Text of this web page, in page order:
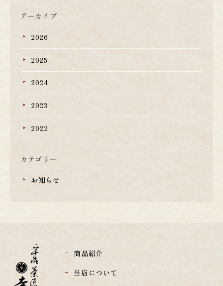
アーカイブ
2026
2025
2024
2023
2022
カテゴリー
お知らせ
商品紹介
当店について